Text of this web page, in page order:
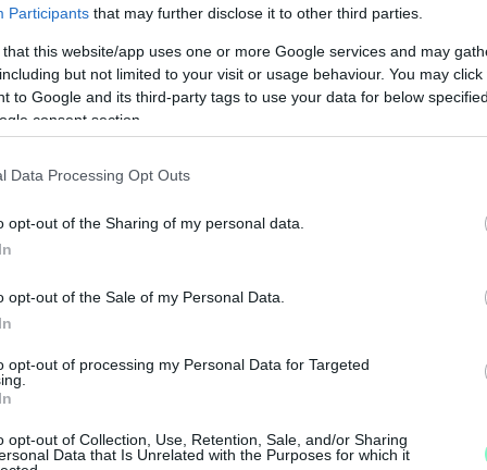
Participants that may further disclose it to other third parties.
that this website/app uses one or more Google services and may
but not limited to your visit or usage behaviour. You may
to Google and its third-party tags to use your data for below
consent section.
Data Processing Opt Outs
opt-out of the Sharing of my personal data.
opt-out of the Sale of my Personal Data.
opt-out of processing my Personal Data for Targeted
opt-out of Collection, Use, Retention, Sale, and/or Sharing
Data that Is Unrelated with the Purposes for which it
gondolkodás helyébe végre a
kell állítani. Ez az eset is arra erősít rá, hogy
tájékoztasson a gyermek állapotáról és a
Nemzeti Újságírók Demokratikus
00000113-44920004.